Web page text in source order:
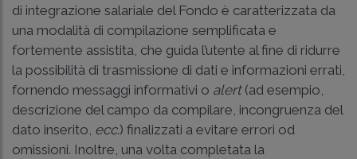
di integrazione salariale del Fondo è caratterizzata da
una modalità di compilazione semplificata e
fortemente assistita, che guida l’utente al fine di ridurre
la possibilità di trasmissione di dati e informazioni errati,
fornendo messaggi informativi o alert (ad esempio,
descrizione del campo da compilare, incongruenza del
dato inserito, ecc.) finalizzati a evitare errori od
omissioni. Inoltre, una volta completata la